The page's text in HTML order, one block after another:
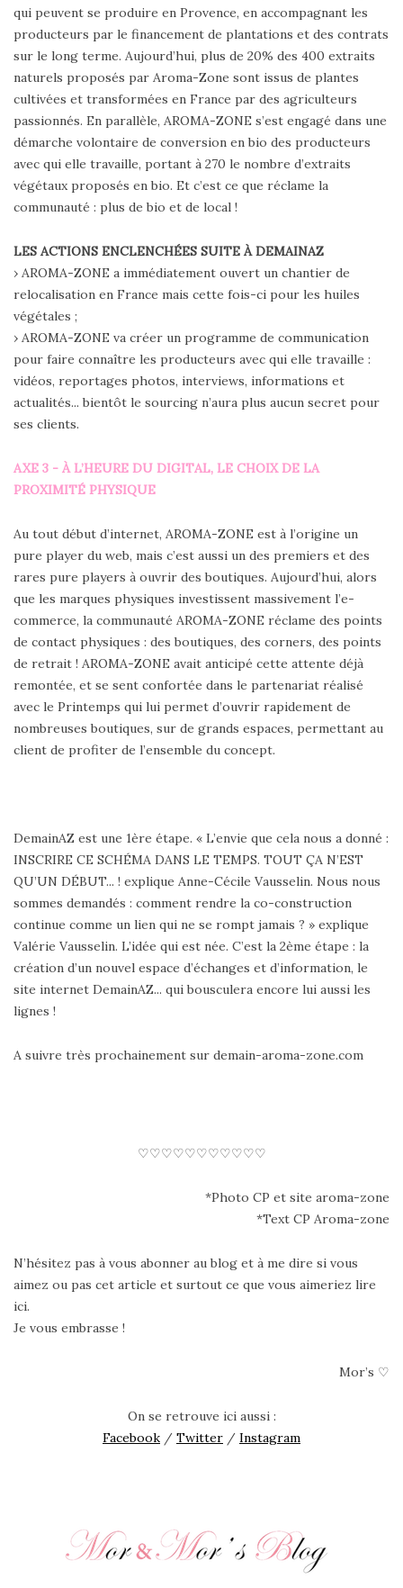
qui peuvent se produire en Provence, en accompagnant les
producteurs par le financement de plantations et des contrats
sur le long terme. Aujourd’hui, plus de 20% des 400 extraits
naturels proposés par Aroma-Zone sont issus de plantes
cultivées et transformées en France par des agriculteurs
passionnés. En parallèle, AROMA-ZONE s’est engagé dans une
démarche volontaire de conversion en bio des producteurs
avec qui elle travaille, portant à 270 le nombre d’extraits
végétaux proposés en bio. Et c’est ce que réclame la
communauté : plus de bio et de local !
LES ACTIONS ENCLENCHÉES SUITE À DEMAINAZ
› AROMA-ZONE a immédiatement ouvert un chantier de
relocalisation en France mais cette fois-ci pour les huiles
végétales ;
› AROMA-ZONE va créer un programme de communication
pour faire connaître les producteurs avec qui elle travaille :
vidéos, reportages photos, interviews, informations et
actualités... bientôt le sourcing n’aura plus aucun secret pour
ses clients.
AXE 3 - À L’HEURE DU DIGITAL, LE CHOIX DE LA
PROXIMITÉ PHYSIQUE
Au tout début d’internet, AROMA-ZONE est à l’origine un
pure player du web, mais c’est aussi un des premiers et des
rares pure players à ouvrir des boutiques. Aujourd’hui, alors
que les marques physiques investissent massivement l’e-
commerce, la communauté AROMA-ZONE réclame des points
de contact physiques : des boutiques, des corners, des points
de retrait ! AROMA-ZONE avait anticipé cette attente déjà
remontée, et se sent confortée dans le partenariat réalisé
avec le Printemps qui lui permet d’ouvrir rapidement de
nombreuses boutiques, sur de grands espaces, permettant au
client de profiter de l’ensemble du concept.
DemainAZ est une 1ère étape. « L’envie que cela nous a donné :
INSCRIRE CE SCHÉMA DANS LE TEMPS. TOUT ÇA N’EST
QU’UN DÉBUT... ! explique Anne-Cécile Vausselin. Nous nous
sommes demandés : comment rendre la co-construction
continue comme un lien qui ne se rompt jamais ? » explique
Valérie Vausselin. L’idée qui est née. C’est la 2ème étape : la
création d’un nouvel espace d’échanges et d’information, le
site internet DemainAZ... qui bousculera encore lui aussi les
lignes !
A suivre très prochainement sur demain-aroma-zone.com
♡♡♡♡♡♡♡♡♡♡♡
*Photo CP et site aroma-zone
*Text CP Aroma-zone
N’hésitez pas à vous abonner au blog et à me dire si vous
aimez ou pas cet article et surtout ce que vous aimeriez lire
ici.
Je vous embrasse !
Mor’s ♡
On se retrouve ici aussi :
Facebook / Twitter / Instagram